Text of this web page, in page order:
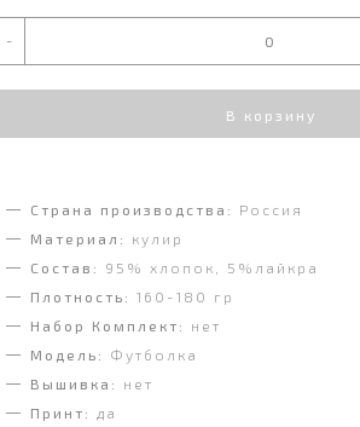
-
В корзину
Страна производства:
Россия
Материал:
кулир
Состав:
95% хлопок, 5%лайкра
Плотность: 160-180 гр
Набор Комплект:
нет
Модель:
Футболка
Вышивка:
нет
Принт:
да